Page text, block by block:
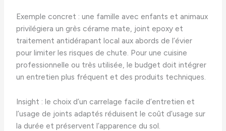
Exemple concret : une famille avec enfants et animaux
privilégiera un grès cérame mate, joint epoxy et
traitement antidérapant local aux abords de l’évier
pour limiter les risques de chute. Pour une cuisine
professionnelle ou très utilisée, le budget doit intégrer
un entretien plus fréquent et des produits techniques.
Insight : le choix d’un carrelage facile d’entretien et
l’usage de joints adaptés réduisent le coût d’usage sur
la durée et préservent l’apparence du sol.